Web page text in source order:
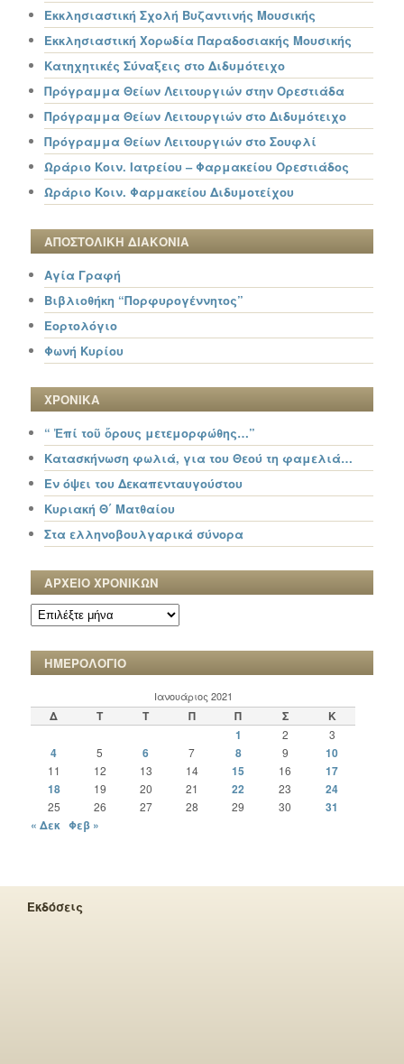
Εκκλησιαστική Σχολή Βυζαντινής Μουσικής
Εκκλησιαστική Χορωδία Παραδοσιακής Μουσικής
Κατηχητικές Σύναξεις στο Διδυμότειχο
Πρόγραμμα Θείων Λειτουργιών στην Ορεστιάδα
Πρόγραμμα Θείων Λειτουργιών στο Διδυμότειχο
Πρόγραμμα Θείων Λειτουργιών στο Σουφλί
Ωράριο Κοιν. Ιατρείου – Φαρμακείου Ορεστιάδος
Ωράριο Κοιν. Φαρμακείου Διδυμοτείχου
ΑΠΟΣΤΟΛΙΚΗ ΔΙΑΚΟΝΙΑ
Αγία Γραφή
Βιβλιοθήκη “Πορφυρογέννητος”
Εορτολόγιο
Φωνή Κυρίου
ΧΡΟΝΙΚΑ
“ Ἐπί τοῦ ὄρους μετεμορφώθης…”
Κατασκήνωση φωλιά, για του Θεού τη φαμελιά…
Εν όψει του Δεκαπενταυγούστου
Κυριακή Θ΄ Ματθαίου
Στα ελληνοβουλγαρικά σύνορα
ΑΡΧΕΙΟ ΧΡΟΝΙΚΩΝ
ΑΡΧΕΙΟ
ΧΡΟΝΙΚΩΝ
ΗΜΕΡΟΛΟΓΙΟ
Ιανουάριος 2021
Δ Τ Τ Π Π Σ
Κ
1
2 3
4 5 6 7 8 9 10
11 12 13 14 15 16
17
18
19 20 21 22 23 24
25 26 27 28 29 30
31
« Δεκ Φεβ »
Εκδόσεις